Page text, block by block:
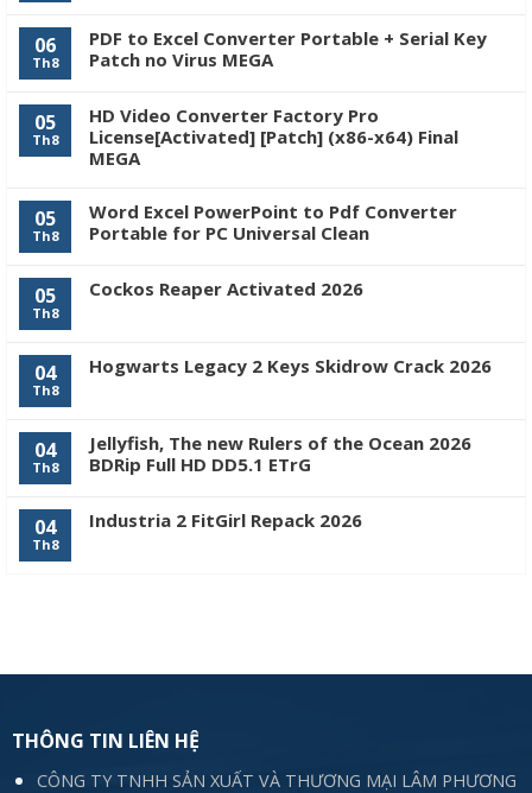
06
Th8
PDF to Excel Converter Portable + Serial Key
Patch no Virus MEGA
05
Th8
HD Video Converter Factory Pro
License[Activated] [Patch] (x86-x64) Final
MEGA
05
Th8
Word Excel PowerPoint to Pdf Converter
Portable for PC Universal Clean
05
Th8
Cockos Reaper Activated 2026
04
Th8
Hogwarts Legacy 2 Keys Skidrow Crack 2026
04
Th8
Jellyfish, The new Rulers of the Ocean 2026
BDRip Full HD DD5.1 ETrG
04
Th8
Industria 2 FitGirl Repack 2026
THÔNG TIN LIÊN HỆ
CÔNG TY TNHH SẢN XUẤT VÀ THƯƠNG MẠI LÂM PHƯƠNG